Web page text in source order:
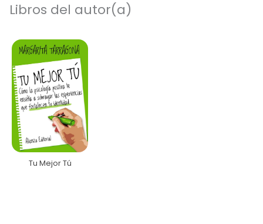
Libros del autor(a)
Tu Mejor Tú